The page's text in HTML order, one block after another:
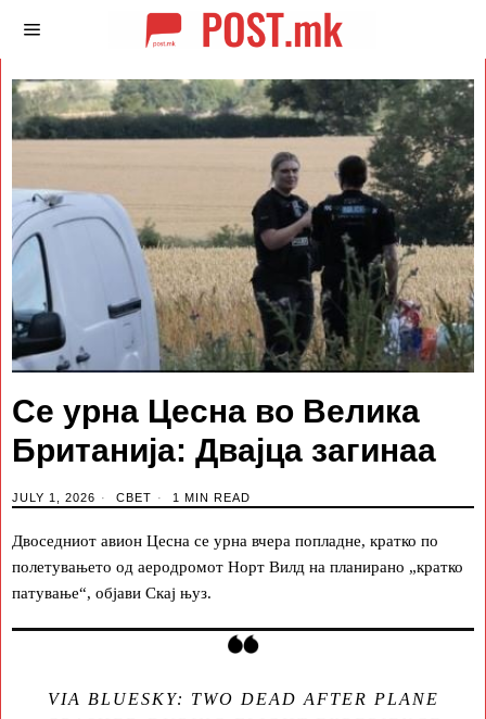
Се урна Цесна во Велика
Британија: Двајца загинаа
JULY 1, 2026 СВЕТ 1 MIN READ
Двоседниот авион Цесна се урна вчера попладне, кратко по
полетувањето од аеродромот Норт Вилд на планирано „кратко
патување“, објави Скај њуз.
VIA BLUESKY: TWO DEAD AFTER PLANE